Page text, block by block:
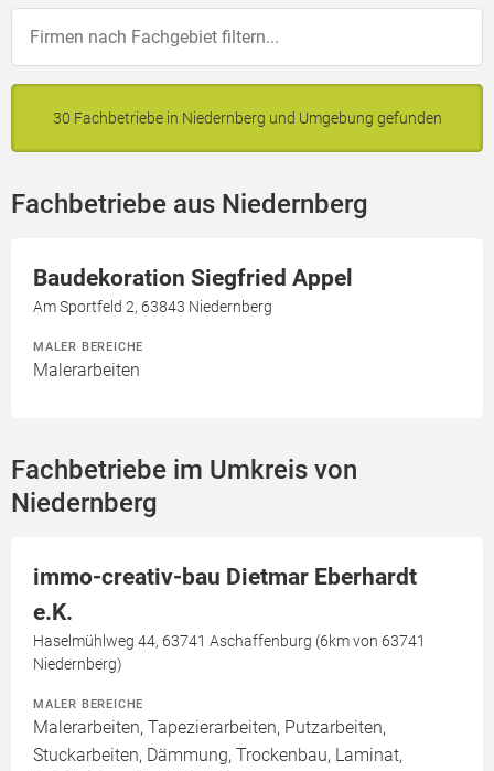
30 Fachbetriebe in Niedernberg und Umgebung gefunden
Fachbetriebe aus Niedernberg
Baudekoration Siegfried Appel
Am Sportfeld 2, 63843 Niedernberg
MALER BEREICHE
Malerarbeiten
Fachbetriebe im Umkreis von
Niedernberg
immo-creativ-bau Dietmar Eberhardt
e.K.
Haselmühlweg 44, 63741 Aschaffenburg (6km von 63741
Niedernberg)
MALER BEREICHE
Malerarbeiten, Tapezierarbeiten, Putzarbeiten,
Stuckarbeiten, Dämmung, Trockenbau, Laminat,